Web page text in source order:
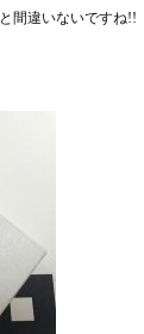
間違いないですね!!